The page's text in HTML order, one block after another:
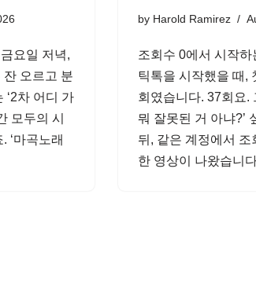
요일 저녁,
잔 오르고 분
‘2차 어디 가
모두의 시
‘마곡노래
by Harold Ramirez
조회수 0에서 시작
틱톡을 시작했을 때,
회였습니다. 37회요.
뭐 잘못된 거 아냐?’
뒤, 같은 계정에서
한 영상이 나왔습니